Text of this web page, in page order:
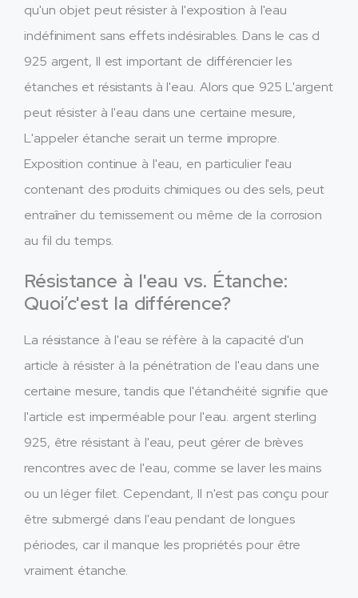
qu'un objet peut résister à l'exposition à l'eau
indéfiniment sans effets indésirables. Dans le cas d
925 argent, Il est important de différencier les
étanches et résistants à l'eau. Alors que 925 L'argent
peut résister à l'eau dans une certaine mesure,
L'appeler étanche serait un terme impropre.
Exposition continue à l'eau, en particulier l'eau
contenant des produits chimiques ou des sels, peut
entraîner du ternissement ou même de la corrosion
au fil du temps.
Résistance à l'eau vs. Étanche:
Quoi’c'est la différence?
La résistance à l'eau se réfère à la capacité d'un
article à résister à la pénétration de l'eau dans une
certaine mesure, tandis que l'étanchéité signifie que
l'article est imperméable pour l'eau. argent sterling
925, être résistant à l'eau, peut gérer de brèves
rencontres avec de l'eau, comme se laver les mains
ou un léger filet. Cependant, Il n'est pas conçu pour
être submergé dans l'eau pendant de longues
périodes, car il manque les propriétés pour être
vraiment étanche.